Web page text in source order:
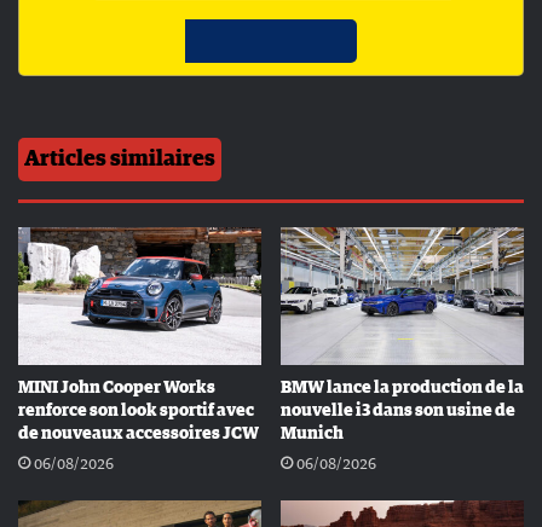
Articles similaires
MINI John Cooper Works
renforce son look sportif avec
de nouveaux accessoires JCW
06/08/2026
BMW lance la production de la
nouvelle i3 dans son usine de
Munich
06/08/2026